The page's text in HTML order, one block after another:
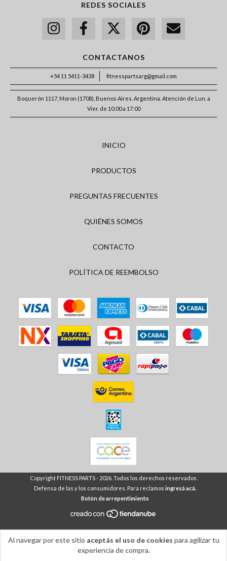
Al navegar por este sitio aceptás el uso de cookies para agilizar tu
experiencia de compra.
REDES SOCIALES
CONTACTANOS
+54 11 5411-3438 fitnesspartsarg@gmail.com
Boquerón 1117, Moron (1708), Buenos Aires. Argentina. Atención de Lun. a
Vier. de 10:00 a 17:00
INICIO
PRODUCTOS
PREGUNTAS FRECUENTES
QUIÉNES SOMOS
CONTACTO
POLÍTICA DE REEMBOLSO
Copyright FITNESS PARTS - 2026. Todos los derechos reservados.
Defensa de las y los consumidores. Para reclamos ingresá acá.
Botón de arrepentimiento